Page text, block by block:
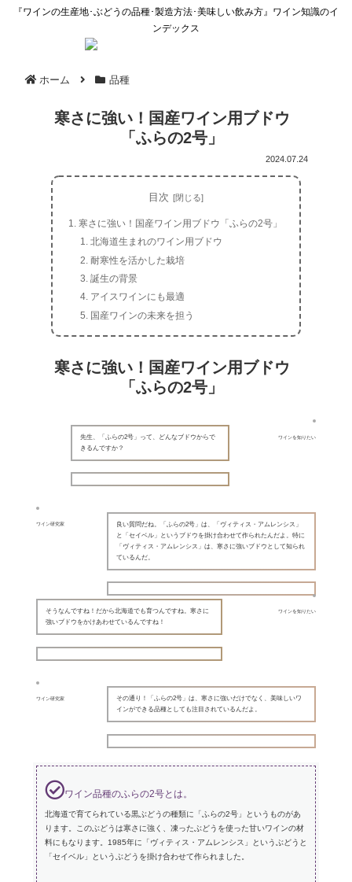
『ワインの生産地･ぶどうの品種･製造方法･美味しい飲み方』ワイン知識のイ
ンデックス
ホーム 品種
寒さに強い！国産ワイン用ブドウ
「ふらの2号」
2024.07.24
目次
寒さに強い！国産ワイン用ブドウ「ふらの2号」
北海道生まれのワイン用ブドウ
耐寒性を活かした栽培
誕生の背景
アイスワインにも最適
国産ワインの未来を担う
寒さに強い！国産ワイン用ブドウ
「ふらの2号」
ワインを知りたい
先生、「ふらの2号」って、どんなブドウからで
きるんですか？
ワイン研究家
良い質問だね。「ふらの2号」は、「ヴィティス・アムレンシス」
と「セイベル」というブドウを掛け合わせて作られたんだよ。特に
「ヴィティス・アムレンシス」は、寒さに強いブドウとして知られ
ているんだ。
ワインを知りたい
そうなんですね！だから北海道でも育つんですね。寒さに
強いブドウをかけあわせているんですね！
ワイン研究家
その通り！「ふらの2号」は、寒さに強いだけでなく、美味しいワ
インができる品種としても注目されているんだよ。
ワイン品種のふらの2号とは。
北海道で育てられている黒ぶどうの種類に「ふらの2号」というものがあ
ります。このぶどうは寒さに強く、凍ったぶどうを使った甘いワインの材
料にもなります。1985年に「ヴィティス・アムレンシス」というぶどうと
「セイベル」というぶどうを掛け合わせて作られました。